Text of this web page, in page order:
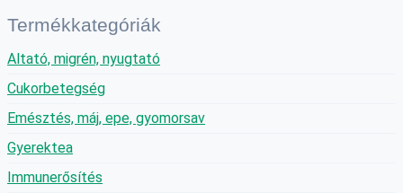
Termékkategóriák
Altató, migrén, nyugtató
Cukorbetegség
Emésztés, máj, epe, gyomorsav
Gyerektea
Immunerősítés